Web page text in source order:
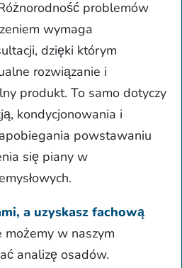
problemów
wymaga
dzięki którym
rozwiązanie i
produkt. To samo dotyczy
kondycjonowania i
powstawaniu
się piany w
a uzyskasz fachową
możemy w naszym
analizę osadów.